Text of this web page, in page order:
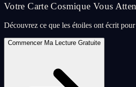
Votre Carte Cosmique Vous
Découvrez ce que les étoiles ont écrit
Commencer Ma Lecture Gratuite